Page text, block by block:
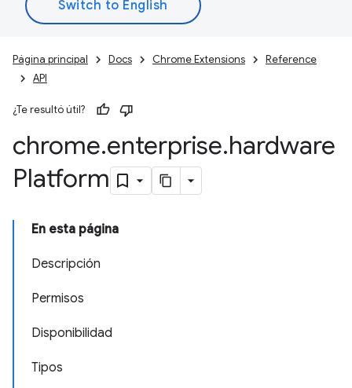
Página principal Docs Chrome Extensions
Reference
API
¿Te resultó útil?
chrome.enterprise.hardware
Platform
En esta página
Descripción
Permisos
Disponibilidad
Tipos